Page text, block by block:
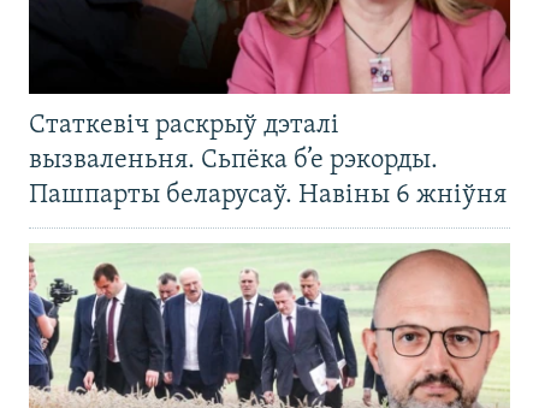
Статкевіч раскрыў дэталі
вызваленьня. Сьпёка б’е рэкорды.
Пашпарты беларусаў. Навіны 6 жніўня